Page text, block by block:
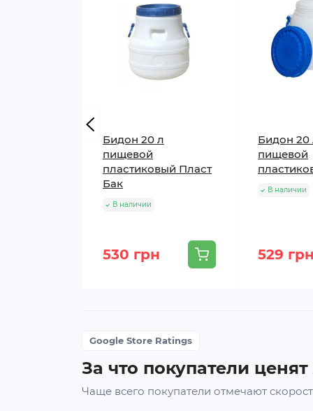
Бидон 20 л
пищевой
пластиковый Пласт
Бак
В наличии
530 грн
Бидон 20
пищевой
В наличии
529 грн
Google Store Ratings
За что покупатели
Чаще всего покупатели отмечают